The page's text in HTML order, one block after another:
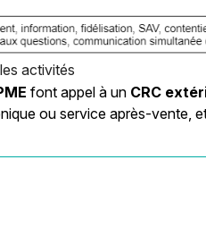
activités
font appel à un CRC
ou service après-vente,